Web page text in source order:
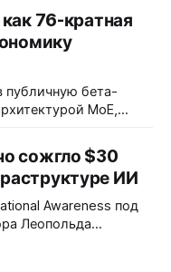
или Shizuku, но
APK и зависит
76-кратная
публичную бета-
MoE,
нагрузке модель
$0,7324 у Claude
vision и comp…
сожгло $30
ИИ
Awareness под
Леопольда
— маржин-коллы